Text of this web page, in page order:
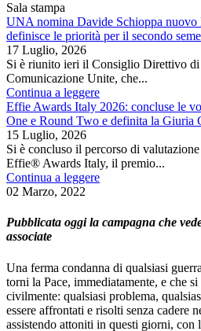
Sala stampa
UNA nomina Davide Schioppa nuovo
definisce le priorità per il secondo
17 Luglio, 2026
Si è riunito ieri il Consiglio Direttivo
Comunicazione Unite, che...
Continua a leggere
Effie Awards Italy 2026: concluse le
One e Round Two e definita la Giuria
15 Luglio, 2026
Si è concluso il percorso di
Effie® Awards Italy, il premio...
Continua a leggere
02 Marzo, 2022
Pubblicata oggi la campagna che
associate
Una ferma condanna di qualsiasi
torni la Pace, immediatamente, e che
civilmente: qualsiasi problema,
essere affrontati e risolti senza cadere
assistendo attoniti in questi giorni, con